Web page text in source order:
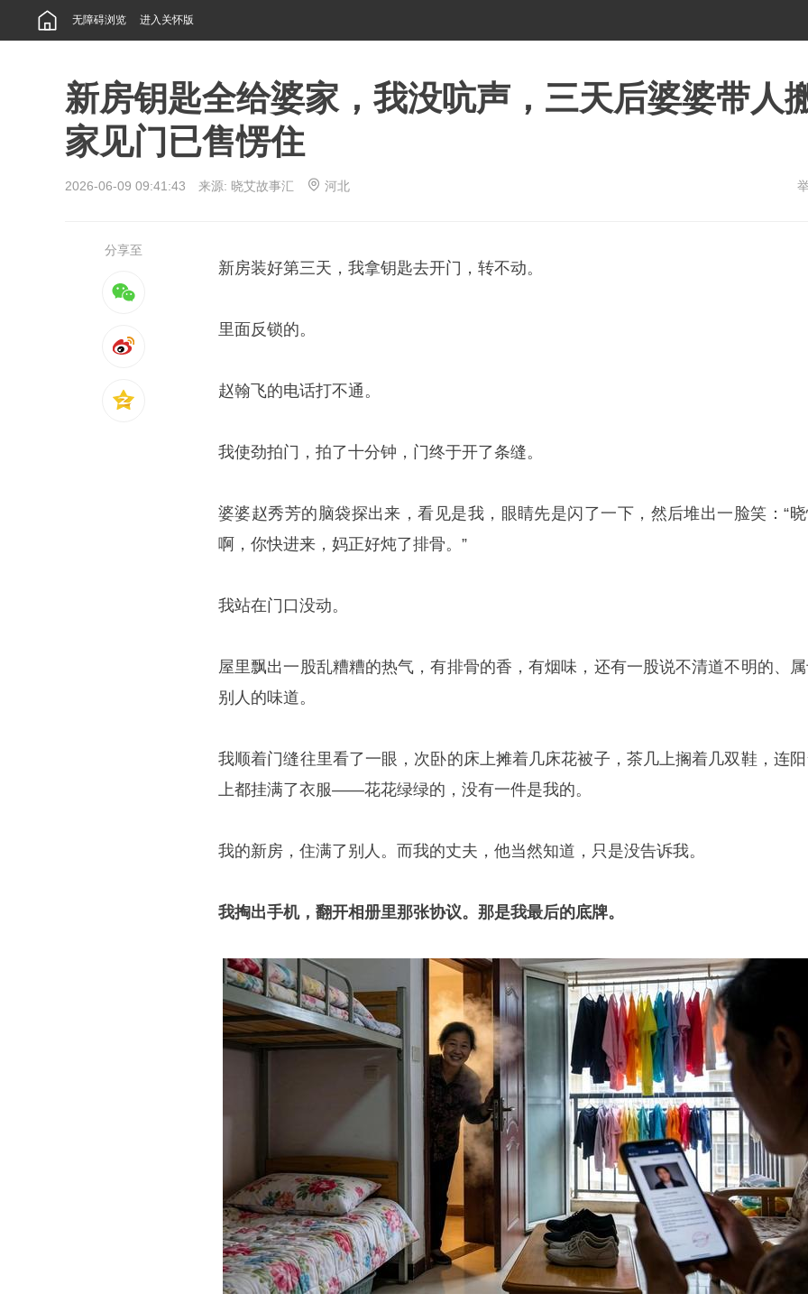
无障碍浏览 进入关怀版
新房钥匙全给婆家，我没吭声，三天后婆婆带人
家见门已售愣住
2026-06-09 09:41:43 来源: 晓艾故事汇 河北
分享至
新房装好第三天，我拿钥匙去开门，转不动。
里面反锁的。
赵翰飞的电话打不通。
我使劲拍门，拍了十分钟，门终于开了条缝。
婆婆赵秀芳的脑袋探出来，看见是我，眼睛先是闪了一下，然后堆出一脸笑：“
啊，你快进来，妈正好炖了排骨。”
我站在门口没动。
屋里飘出一股乱糟糟的热气，有排骨的香，有烟味，还有一股说不清道不明的、
别人的味道。
我顺着门缝往里看了一眼，次卧的床上摊着几床花被子，茶几上搁着几双鞋，连
上都挂满了衣服——花花绿绿的，没有一件是我的。
我的新房，住满了别人。而我的丈夫，他当然知道，只是没告诉我。
我掏出手机，翻开相册里那张协议。那是我最后的底牌。